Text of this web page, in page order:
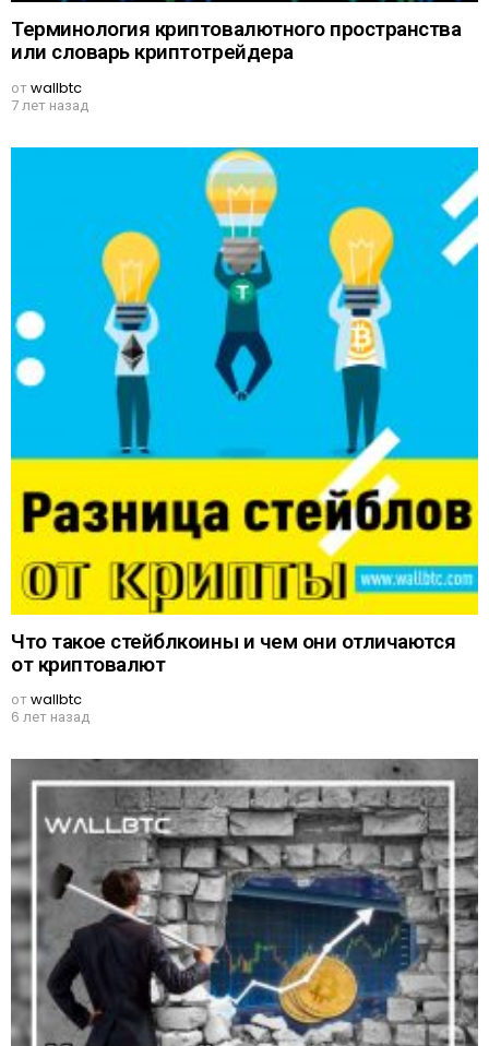
Терминология криптовалютного пространства
или словарь криптотрейдера
отwallbtc
7 лет назад
Что такое стейблкоины и чем они отличаются
от криптовалют
отwallbtc
6 лет назад